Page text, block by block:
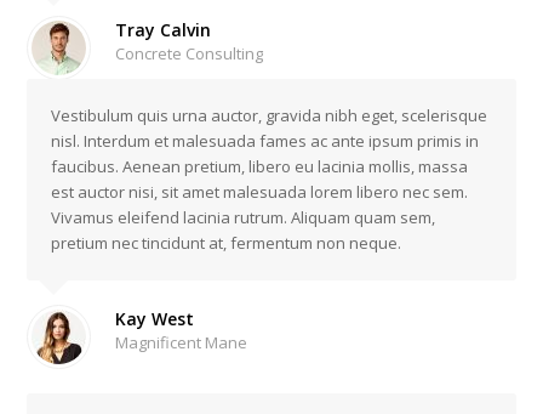
Tray Calvin
Concrete Consulting
Vestibulum quis urna auctor, gravida nibh eget, scelerisque
nisl. Interdum et malesuada fames ac ante ipsum primis in
faucibus. Aenean pretium, libero eu lacinia mollis, massa
est auctor nisi, sit amet malesuada lorem libero nec sem.
Vivamus eleifend lacinia rutrum. Aliquam quam sem,
pretium nec tincidunt at, fermentum non neque.
Kay West
Magnificent Mane